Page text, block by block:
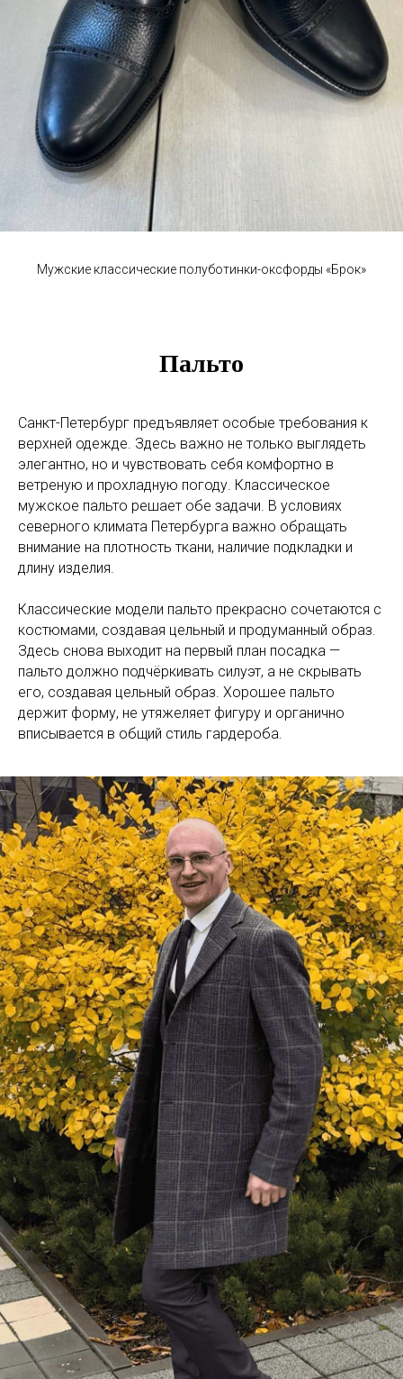
Мужские классические полуботинки-оксфорды «Брок»
Пальто
Санкт-Петербург предъявляет особые требования к
верхней одежде. Здесь важно не только выглядеть
элегантно, но и чувствовать себя комфортно в
ветреную и прохладную погоду. Классическое
мужское пальто решает обе задачи. В условиях
северного климата Петербурга важно обращать
внимание на плотность ткани, наличие подкладки и
длину изделия.
Классические модели пальто прекрасно сочетаются с
костюмами, создавая цельный и продуманный образ.
Здесь снова выходит на первый план посадка —
пальто должно подчёркивать силуэт, а не скрывать
его, создавая цельный образ. Хорошее пальто
держит форму, не утяжеляет фигуру и органично
вписывается в общий стиль гардероба.